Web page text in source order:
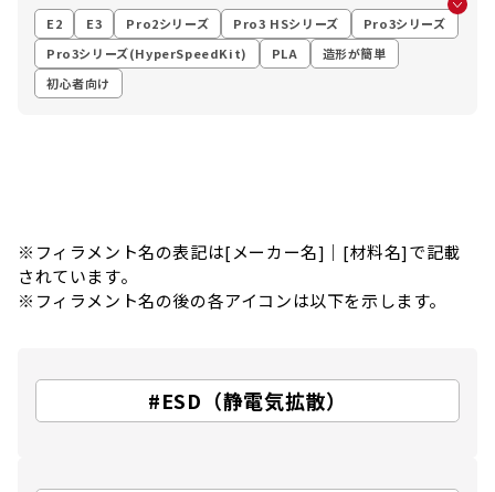
E2 E3 Pro2シリーズ Pro3 HSシリーズ
Pro3シリーズ
Pro3シリーズ(HyperSpeedKit)
PLA
造形が簡単
初心者向け
※フィラメント名の表記は[メーカー名]｜[材料名]で記載
されています。
※フィラメント名の後の各アイコンは以下を示します。
#ESD（静電気拡散）